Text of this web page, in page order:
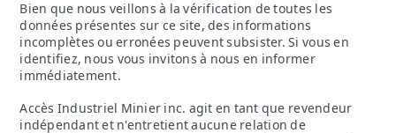
Bien que nous veillons à la vérification de toutes les
données présentes sur ce site, des informations
incomplètes ou erronées peuvent subsister. Si vous en
identifiez, nous vous invitons à nous en informer
immédiatement.
Accès Industriel Minier inc. agit en tant que revendeur
indépendant et n'entretient aucune relation de